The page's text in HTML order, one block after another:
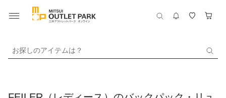
お探しのアイテムは？